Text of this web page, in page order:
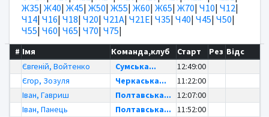
Ж35| Ж40| Ж45| Ж50| Ж55| Ж60| Ж65| Ж70| Ч10| Ч12|
Ч14| Ч16| Ч18| Ч20| Ч21А| Ч21Е| Ч35| Ч40| Ч45| Ч50|
Ч55| Ч60| Ч65| Ч70| Ч75|
# Імя Команда,клуб Старт Рез Відс
Євгеній, Войтенко
Сумська...
12:49:00
Єгор, Зозуля
Черкаська...
11:22:00
Іван, Гавриш
Полтавська...
12:07:00
Іван, Панець
Полтавська...
11:52:00